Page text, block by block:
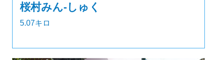
桜村みん‐しゅく
5.07キロ